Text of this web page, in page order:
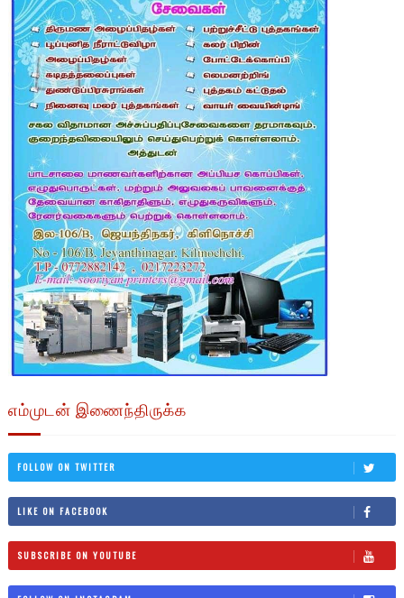
எம்முடன் இணைந்திருக்க
FOLLOW ON TWITTER
LIKE ON FACEBOOK
SUBSCRIBE ON YOUTUBE